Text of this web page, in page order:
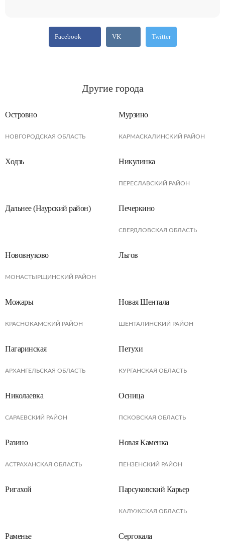
Facebook VK Twitter
Другие города
Островно
НОВГОРОДСКАЯ ОБЛАСТЬ
Мурзино
КАРМАСКАЛИНСКИЙ РАЙОН
Ходзь Никулинка
ПЕРЕСЛАВСКИЙ РАЙОН
Дальнее (Наурский район) Печеркино
СВЕРДЛОВСКАЯ ОБЛАСТЬ
Нововнуково
МОНАСТЫРЩИНСКИЙ РАЙОН
Льгов
Можары
КРАСНОКАМСКИЙ РАЙОН
Новая Шентала
ШЕНТАЛИНСКИЙ РАЙОН
Пагаринская
АРХАНГЕЛЬСКАЯ ОБЛАСТЬ
Петухи
КУРГАНСКАЯ ОБЛАСТЬ
Николаевка
САРАЕВСКИЙ РАЙОН
Осница
ПСКОВСКАЯ ОБЛАСТЬ
Разино
АСТРАХАНСКАЯ ОБЛАСТЬ
Новая Каменка
ПЕНЗЕНСКИЙ РАЙОН
Ригахой Парсуковский Карьер
КАЛУЖСКАЯ ОБЛАСТЬ
Раменье Сергокала